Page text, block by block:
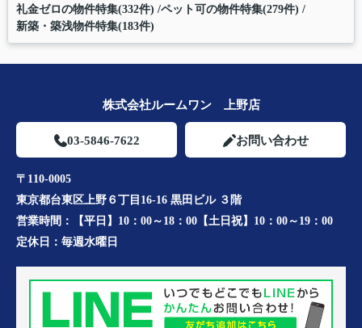
礼金ゼロの物件特集(332件) ペット可の物件特集(279件)
新築・築浅物件特集(183件)
株式会社ルームワン 上野店
03-5846-7622 お問い合わせ
〒110-0005
東京都台東区上野６丁目16-16 黒田ビル ３階
営業時間：
【平日】10：00～18：00【土日祝】10：00～19：00
定休日： 毎週水曜日